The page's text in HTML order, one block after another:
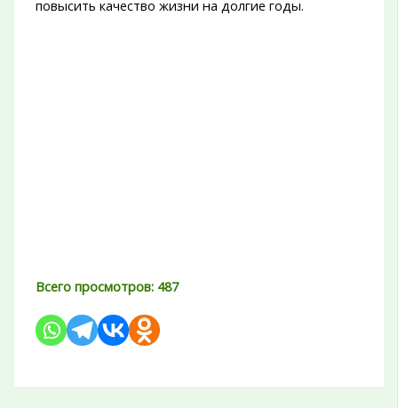
повысить качество жизни на долгие годы.
Всего просмотров: 487